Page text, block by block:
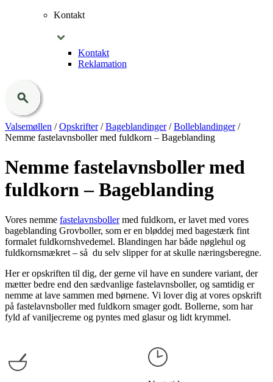
Kontakt
Kontakt
Reklamation
Valsemøllen /Opskrifter/Bageblandinger/Bolleblandinger/
Nemme fastelavnsboller med fuldkorn – Bageblanding
Nemme fastelavnsboller med
fuldkorn – Bageblanding
Vores nemme fastelavnsbollermed fuldkorn, er lavet med vores
bageblanding Grovboller, som er en bløddej med bagestærk fint
formalet fuldkornshvedemel. Blandingen har både nøglehul og
fuldkornsmækret – så du selv slipper for at skulle næringsberegne.
Her er opskriften til dig, der gerne vil have en sundere variant, der
mætter bedre end den sædvanlige fastelavnsboller, og samtidig er
nemme at lave sammen med børnene. Vi lover dig at vores opskrift
på fastelavnsboller med fuldkorn smager godt. Bollerne, som har
fyld af vaniljecreme og pyntes med glasur og lidt krymmel.